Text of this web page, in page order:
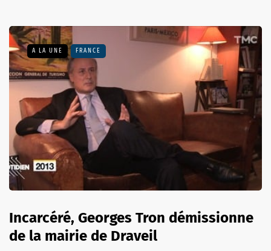
A LA UNE FRANCE
Incarcéré, Georges Tron démissionne
de la mairie de Draveil